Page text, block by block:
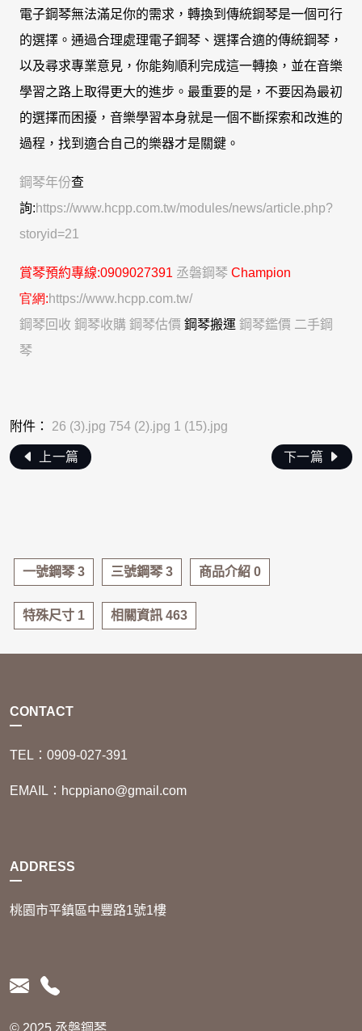
電子鋼琴無法滿足你的需求，轉換到傳統鋼琴是一個可行
的選擇。通過合理處理電子鋼琴、選擇合適的傳統鋼琴，
以及尋求專業意見，你能夠順利完成這一轉換，並在音樂
學習之路上取得更大的進步。最重要的是，不要因為最初
的選擇而困擾，音樂學習本身就是一個不斷探索和改進的
過程，找到適合自己的樂器才是關鍵。
鋼琴年份查
詢:https://www.hcpp.com.tw/modules/news/article.php?
storyid=21
賞琴預約專線:0909027391 丞磐鋼琴 Champion
官網:https://www.hcpp.com.tw/
鋼琴回收 鋼琴收購 鋼琴估價 鋼琴搬運 鋼琴鑑價 二手鋼
琴
附件： 26 (3).jpg 754 (2).jpg 1 (15).jpg
上一篇 下一篇
一號鋼琴 3 三號鋼琴 3 商品介紹 0
特殊尺寸 1 相關資訊 463
CONTACT
TEL：0909-027-391
EMAIL：hcppiano@gmail.com
ADDRESS
桃園市平鎮區中豐路1號1樓